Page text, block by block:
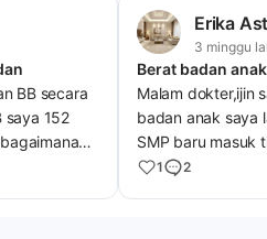
BB secara
saya 152
naik
Erika
3 minggu
Berat badan anak
Malam dokter,ijin
badan anak saya
SMP baru masuk
saran dokter
1 2